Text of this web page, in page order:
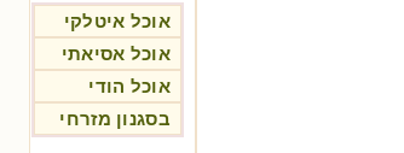
אוכל איטלקי
אוכל אסיאתי
אוכל הודי
בסגנון מזרחי